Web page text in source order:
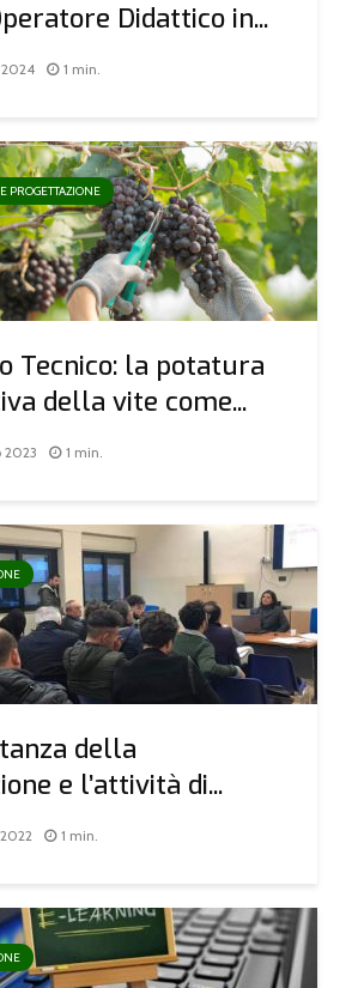
Didattico in...
1 min.
PROGETTAZIONE
Tecnico: la potatura
della vite come...
2023 1 min.
della
e l’attività di...
1 min.